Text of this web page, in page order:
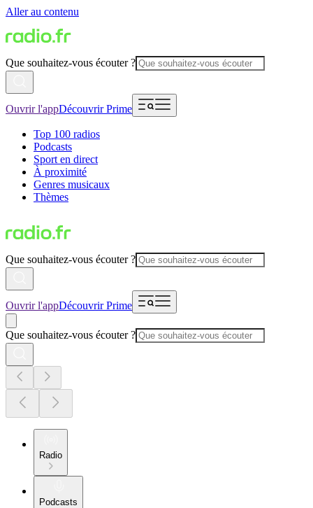
Aller au contenu
Que souhaitez-vous écouter ?
Ouvrir l'appDécouvrir Prime
Top 100 radios
Podcasts
Sport en direct
À proximité
Genres musicaux
Thèmes
Que souhaitez-vous écouter ?
Ouvrir l'appDécouvrir Prime
Que souhaitez-vous écouter ?
Radio
Podcasts